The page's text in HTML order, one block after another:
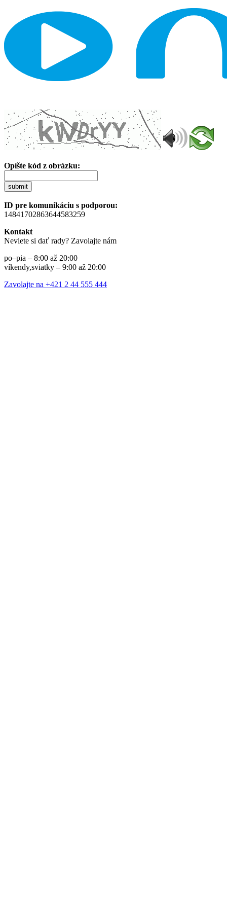
Opíšte kód z obrázku:
submit
ID pre komunikáciu s podporou:
14841702863644583259
Kontakt
Neviete si dať rady? Zavolajte nám
po–pia – 8:00 až 20:00
víkendy,sviatky – 9:00 až 20:00
Zavolajte na +421 2 44 555 444